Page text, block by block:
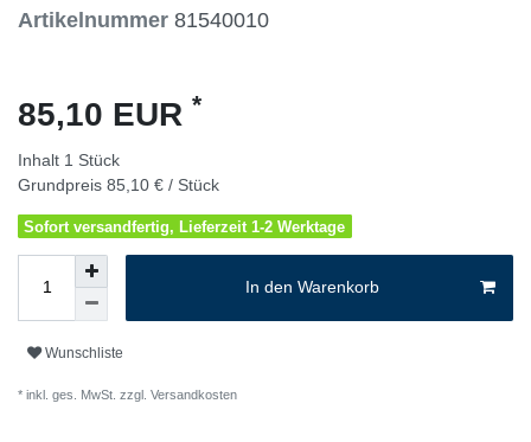
Artikelnummer 81540010
85,10 EUR *
Inhalt 1 Stück
Grundpreis 85,10 € / Stück
Sofort versandfertig, Lieferzeit 1-2 Werktage
In den Warenkorb
Wunschliste
* inkl. ges. MwSt. zzgl. Versandkosten